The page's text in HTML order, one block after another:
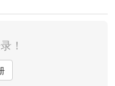
！